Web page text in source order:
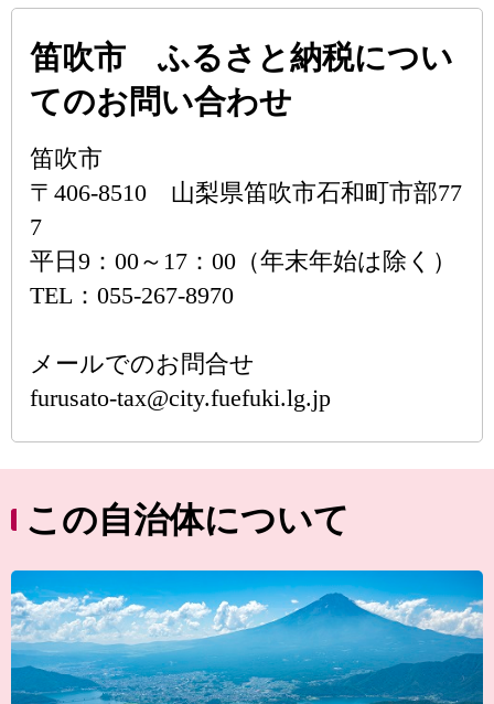
笛吹市 ふるさと納税につい
てのお問い合わせ
笛吹市
〒406-8510 山梨県笛吹市石和町市部77
7
平日9：00～17：00（年末年始は除く）
TEL：055-267-8970
メールでのお問合せ
furusato-tax@city.fuefuki.lg.jp
この自治体について